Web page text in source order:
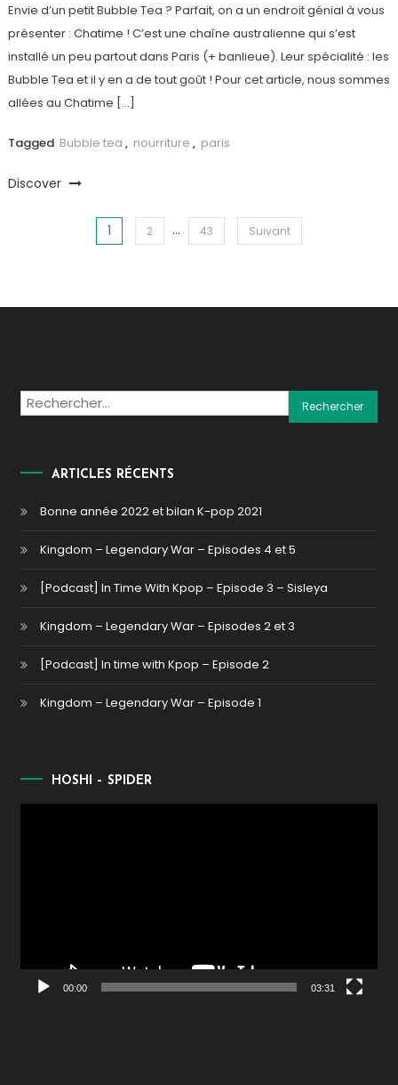
Envie d’un petit Bubble Tea ? Parfait, on a un endroit génial à vous
présenter : Chatime ! C’est une chaîne australienne qui s’est
installé un peu partout dans Paris (+ banlieue). Leur spécialité : les
Bubble Tea et il y en a de tout goût ! Pour cet article, nous sommes
allées au Chatime […]
Tagged Bubble tea , nourriture , paris
Discover
Navigation des articles
1 2 … 43 Suivant
Rechercher :
ARTICLES RÉCENTS
Bonne année 2022 et bilan K-pop 2021
Kingdom – Legendary War – Episodes 4 et 5
[Podcast] In Time With Kpop – Episode 3 – Sisleya
Kingdom – Legendary War – Episodes 2 et 3
[Podcast] In time with Kpop – Episode 2
Kingdom – Legendary War – Episode 1
HOSHI – SPIDER
00:00 03:31